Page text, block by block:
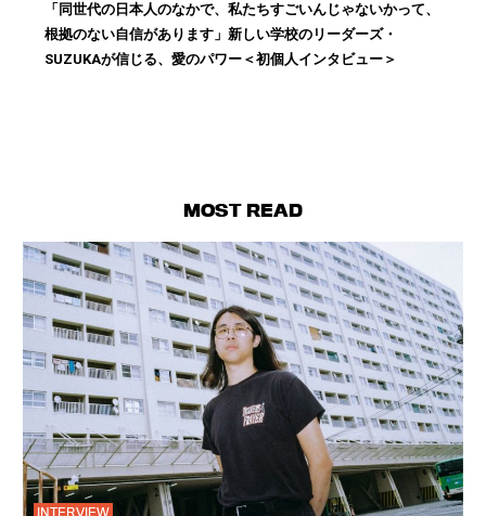
「同世代の日本人のなかで、私たちすごいんじゃないかって、
根拠のない自信があります」新しい学校のリーダーズ・
SUZUKAが信じる、愛のパワー＜初個人インタビュー＞
MOST READ
INTERVIEW